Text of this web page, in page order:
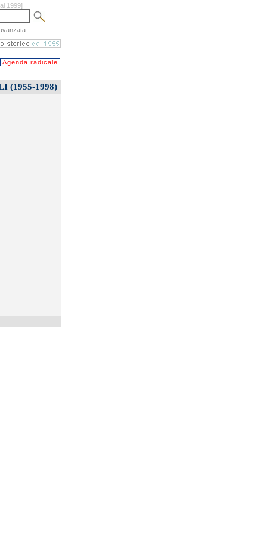
1999]
Agenda radicale
(1955-1998)